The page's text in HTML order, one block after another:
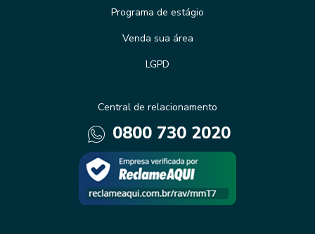
Programa de estágio
Venda sua área
LGPD
Central de relacionamento
0800 730 2020